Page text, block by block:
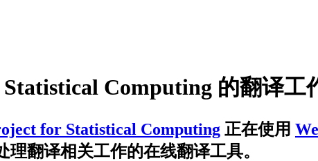
Computing 的翻译工
for Statistical Computing 正在使用
翻译相关工作的在线翻译工具。